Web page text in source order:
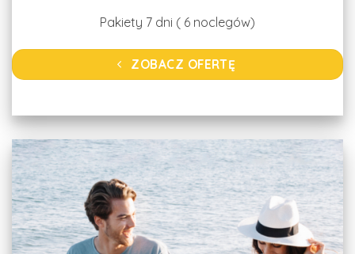
Pakiety 7 dni ( 6 noclegów)
ZOBACZ OFERTĘ